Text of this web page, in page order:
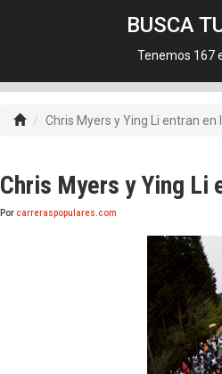
BUSCA
Tenemos 167
Chris Myers y Ying Li entran en
Chris Myers y Ying Li
Porcarreraspopulares.com